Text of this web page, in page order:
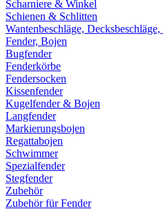
Scharniere & Winkel
Schienen & Schlitten
Wantenbeschläge,
Fender, Bojen
Bugfender
Fenderkörbe
Fendersocken
Kissenfender
Kugelfender & Bojen
Langfender
Markierungsbojen
Regattabojen
Schwimmer
Spezialfender
Stegfender
Zubehör
Zubehör für Fender